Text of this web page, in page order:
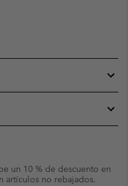
un 10 % de descuento en
artículos no rebajados.